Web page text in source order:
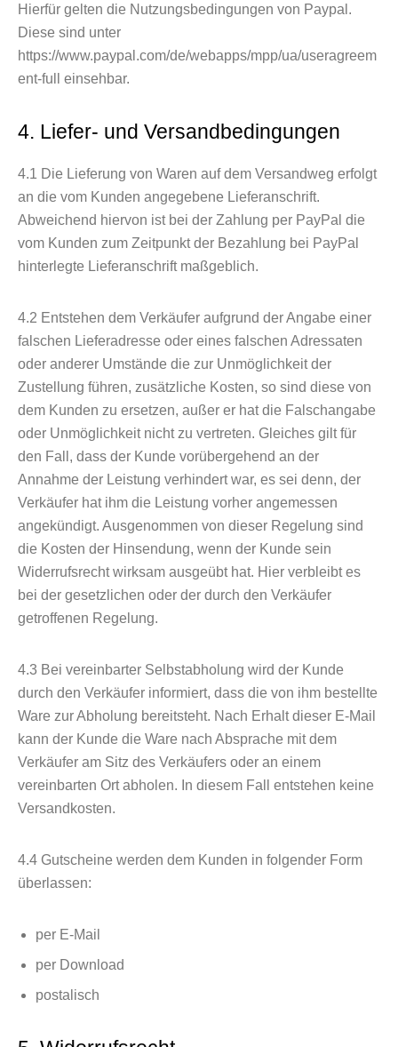
Hierfür gelten die Nutzungsbedingungen von Paypal.
Diese sind unter
https://www.paypal.com/de/webapps/mpp/ua/useragreem
ent-full einsehbar.
4. Liefer- und Versandbedingungen
4.1 Die Lieferung von Waren auf dem Versandweg erfolgt
an die vom Kunden angegebene Lieferanschrift.
Abweichend hiervon ist bei der Zahlung per PayPal die
vom Kunden zum Zeitpunkt der Bezahlung bei PayPal
hinterlegte Lieferanschrift maßgeblich.
4.2 Entstehen dem Verkäufer aufgrund der Angabe einer
falschen Lieferadresse oder eines falschen Adressaten
oder anderer Umstände die zur Unmöglichkeit der
Zustellung führen, zusätzliche Kosten, so sind diese von
dem Kunden zu ersetzen, außer er hat die Falschangabe
oder Unmöglichkeit nicht zu vertreten. Gleiches gilt für
den Fall, dass der Kunde vorübergehend an der
Annahme der Leistung verhindert war, es sei denn, der
Verkäufer hat ihm die Leistung vorher angemessen
angekündigt. Ausgenommen von dieser Regelung sind
die Kosten der Hinsendung, wenn der Kunde sein
Widerrufsrecht wirksam ausgeübt hat. Hier verbleibt es
bei der gesetzlichen oder der durch den Verkäufer
getroffenen Regelung.
4.3 Bei vereinbarter Selbstabholung wird der Kunde
durch den Verkäufer informiert, dass die von ihm bestellte
Ware zur Abholung bereitsteht. Nach Erhalt dieser E-Mail
kann der Kunde die Ware nach Absprache mit dem
Verkäufer am Sitz des Verkäufers oder an einem
vereinbarten Ort abholen. In diesem Fall entstehen keine
Versandkosten.
4.4 Gutscheine werden dem Kunden in folgender Form
überlassen:
per E-Mail
per Download
postalisch